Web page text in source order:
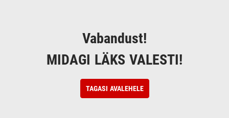
Vabandust!
MIDAGI LÄKS VALESTI!
TAGASI AVALEHELE